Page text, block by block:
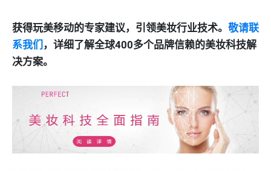
获得玩美移动的专家建议，引领美妆行业技术。 敬请联
系我们 ，详细了解全球400多个品牌信赖的美妆科技解
决方案。